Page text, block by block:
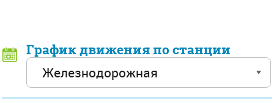
График движения по станции